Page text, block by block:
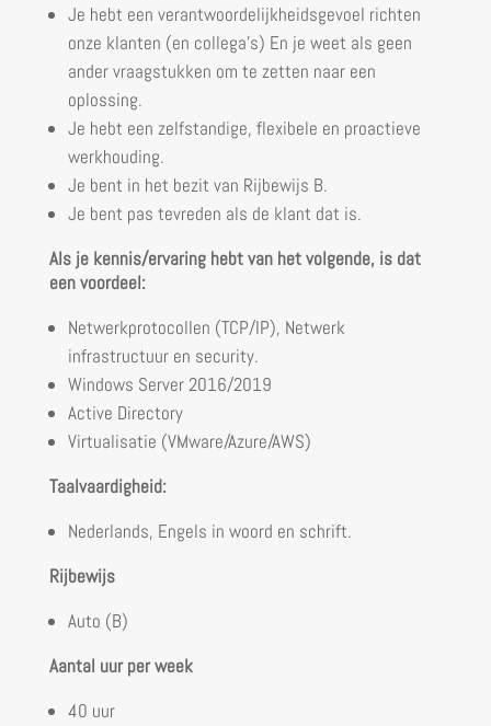
Je hebt een verantwoordelijkheidsgevoel richten
onze klanten (en collega’s) En je weet als geen
ander vraagstukken om te zetten naar een
oplossing.
Je hebt een zelfstandige, flexibele en proactieve
werkhouding.
Je bent in het bezit van Rijbewijs B.
Je bent pas tevreden als de klant dat is.
Als je kennis/ervaring hebt van het volgende, is dat
een voordeel:
Netwerkprotocollen (TCP/IP), Netwerk
infrastructuur en security.
Windows Server 2016/2019
Active Directory
Virtualisatie (VMware/Azure/AWS)
Taalvaardigheid:
Nederlands, Engels in woord en schrift.
Rijbewijs
Auto (B)
Aantal uur per week
40 uur